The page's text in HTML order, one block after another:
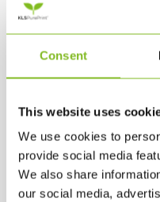
Consent
This website uses
We use cookies to
provide social media
We also share
our social media,
Print og medier: KLS
miljøvenlig emballage
14. juni 2017
Packnews.dk: Økologiske
fra KLS Pureprint (link
13. juni 2017